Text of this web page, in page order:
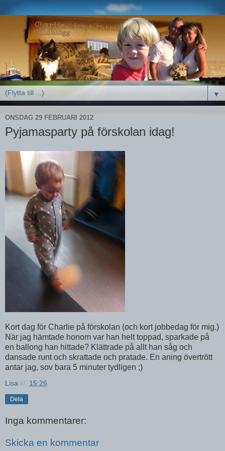
▼
ONSDAG 29 FEBRUARI 2012
Pyjamasparty på förskolan idag!
Kort dag för Charlie på förskolan (och kort jobbedag för mig.)
När jag hämtade honom var han helt toppad, sparkade på
en ballong han hittade? Klättrade på allt han såg och
dansade runt och skrattade och pratade. En aning övertrött
antar jag, sov bara 5 minuter tydligen ;)
Lisa kl. 15:26
Dela
Inga kommentarer:
Skicka en kommentar